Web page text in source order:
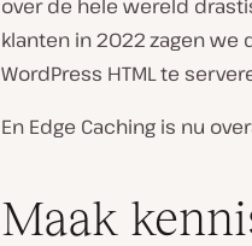
over de hele wereld
klanten in 2022 zagen we
WordPress HTML te
En Edge Caching is nu
Maak